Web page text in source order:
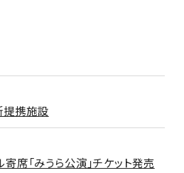
提携施設
席「みうら公演」チケット発売